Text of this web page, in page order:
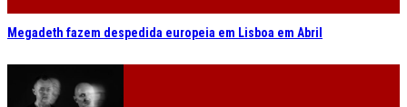
Megadeth fazem despedida europeia em Lisboa em Abril